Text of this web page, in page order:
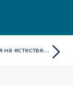
Наблюдения на естественном языке